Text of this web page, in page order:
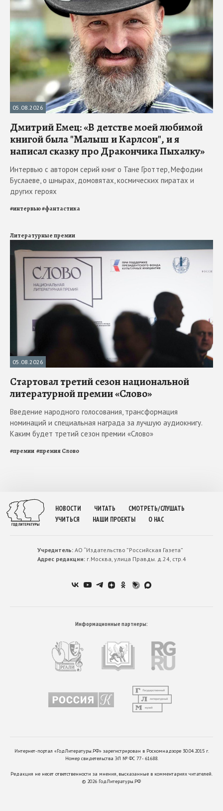
05.08.2026
Дмитрий Емец: «В детстве моей любимой
книгой была "Малыш и Карлсон", и я
написал сказку про Дракончика Пыхалку»
Интервью с автором серий книг о Тане Гроттер, Мефодии
Буслаеве, о шнырах, домовятах, космических пиратах и
других героях
#интервью#фантастика
Литературные премии
05.08.2026
Стартовал третий сезон национальной
литературной премии «Слово»
Введение народного голосования, трансформация
номинаций и специальная награда за лучшую аудиокнигу.
Каким будет третий сезон премии «Слово»
#премии #премия Слово
НОВОСТИ ЧИТАТЬ
СМОТРЕТЬ/СЛУШАТЬ
УЧИТЬСЯ
НАШИ ПРОЕКТЫ О НАС
Учредитель:АО “Издательство ”Российская Газета”
Адрес редакции:г.Москва, улица Правды. д.24, стр.4
Информационные партнеры:
Интернет-портал «ГодЛитературы.РФ» зарегистрирован в Роскомнадзоре 30.04.2015 г.
Номер свидетельства ЭЛ № ФС 77 - 61688.
Редакция не несет ответственности за мнения, высказанные в комментариях читателей.
© 2026 ГодЛитературы.РФ